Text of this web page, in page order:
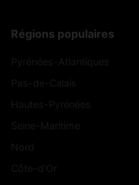
Régions populaires